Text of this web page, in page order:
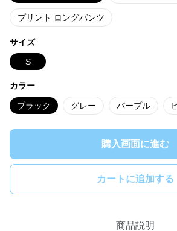
プリント ロングパンツ
サイズ
S
カラー
ブラック グレー パープル
購入画面に進む
カートに追加する
商品説明